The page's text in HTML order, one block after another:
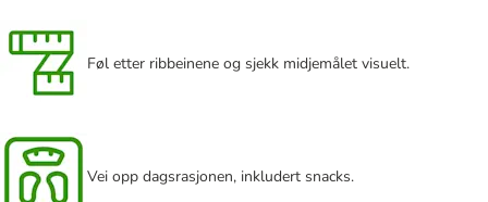
Føl etter ribbeinene og sjekk midjemålet visuelt.
Vei opp dagsrasjonen, inkludert snacks.